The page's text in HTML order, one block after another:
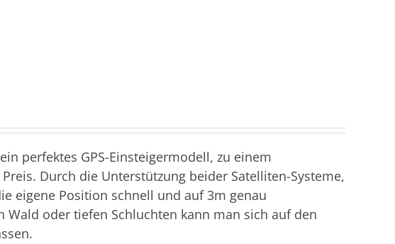
perfektes GPS-Einsteigermodell, zu einem
Durch die Unterstützung beider Satelliten-Systeme,
eigene Position schnell und auf 3m genau
Wald oder tiefen Schluchten kann man sich auf den